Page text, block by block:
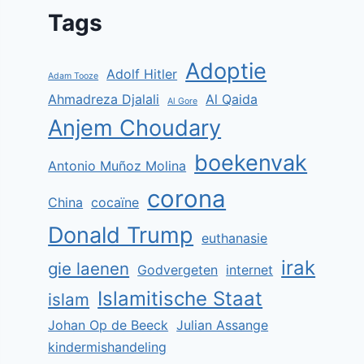
Tags
Adam Tooze Adolf Hitler Adoptie
Ahmadreza Djalali Al Gore Al Qaida
Anjem Choudary
Antonio Muñoz Molina boekenvak
China cocaïne corona
Donald Trump euthanasie
gie laenen Godvergeten internet irak
islam Islamitische Staat
Johan Op de Beeck Julian Assange
kindermishandeling